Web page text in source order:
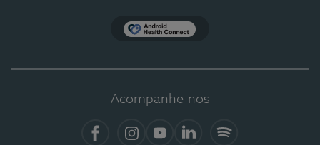
Acompanhe-nos